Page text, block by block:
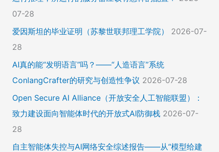
07-28
爱因斯坦的毕业证明（苏黎世联邦理工学院）
2026-07-
28
AI真的能“发明语言”吗？——“人造语言”系统
ConlangCrafter的研究与创造性争议 2026-07-28
Open Secure AI Alliance（开放安全人工智能联盟）：
致力建设面向智能体时代的开放式AI防御栈 2026-07-
28
自主智能体失控与AI网络安全综述报告——从“模型给建